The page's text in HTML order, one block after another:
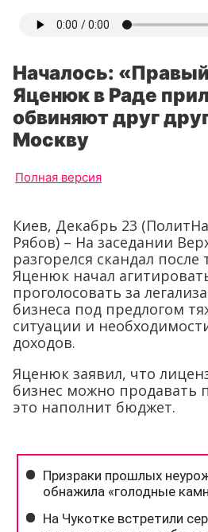
Началось:
Яценюк в Раде
обвиняют друг
Москву
Полная версия
Киев, Декабрь 23
Рябов) – На заседании
разгорелся скандал после
Яценюк начал
проголосовать за
бизнеса под предлогом
ситуации и
доходов.
Яценюк заявил, что
бизнес можно продавать
это наполнит бюджет.